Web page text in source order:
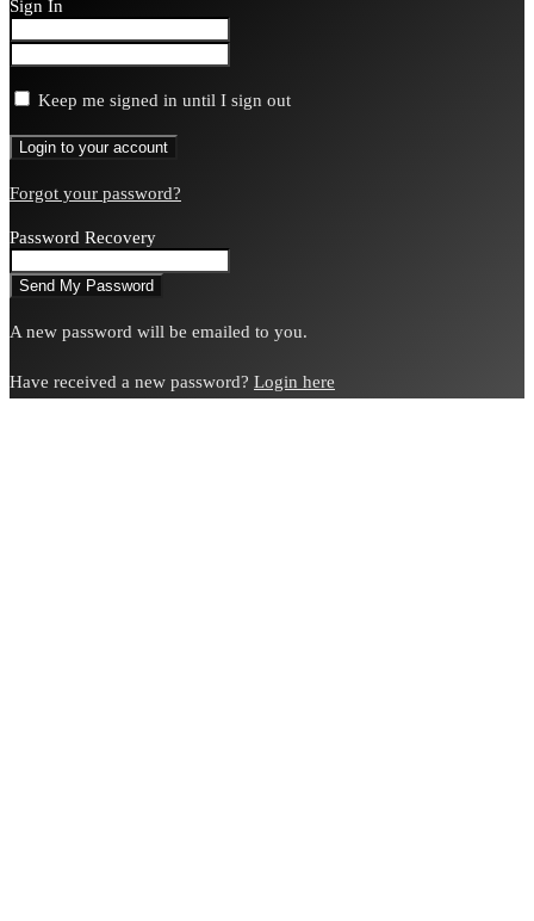
Sign In
Keep me signed in until I sign out
Forgot your password?
Password Recovery
A new password will be emailed to you.
Have received a new password? Login here